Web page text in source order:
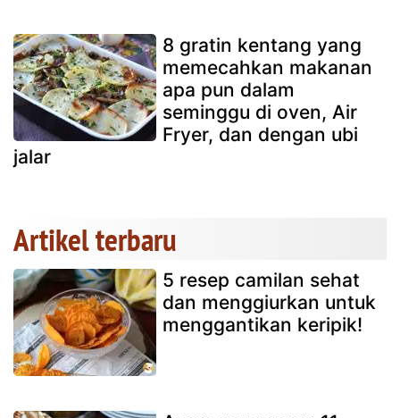
8 gratin kentang yang
memecahkan makanan
apa pun dalam
seminggu di oven, Air
Fryer, dan dengan ubi
jalar
Artikel terbaru
5 resep camilan sehat
dan menggiurkan untuk
menggantikan keripik!